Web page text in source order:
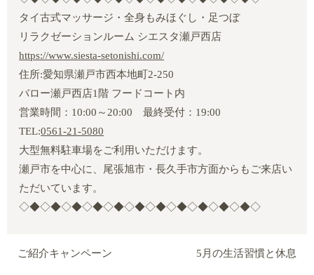
タイ古式マッサージ・全身もみほぐし・足つぼ
リラクゼーションルーム シエスタ瀬戸西店
https://www.siesta-setonishi.com/
住所:愛知県瀬戸市西本地町2‐250
バロー瀬戸西店1階 フードコート内
営業時間：10:00～20:00 最終受付：19:00
TEL:0561-21-5080
大型無料駐車場をご利用いただけます。
瀬戸市を中心に、尾張旭市・長久手市方面からもご来店い
ただいています。
◇◆◇◆◇◆◇◆◇◆◇◆◇◆◇◆◇◆◇◆◇◆◇
ご紹介キャンペーン 5月の生活習慣と休息